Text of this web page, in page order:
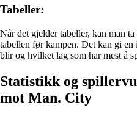
Tabeller:
Når det gjelder tabeller, kan man
tabellen før kampen. Det kan gi
blir og hvilket lag som har mest å
Statistikk og
mot Man. City